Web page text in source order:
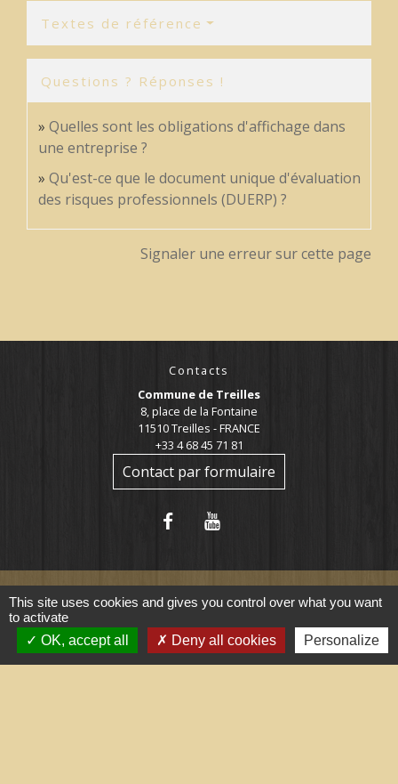
Textes de référence
Questions ? Réponses !
Quelles sont les obligations d'affichage dans
une entreprise ?
Qu'est-ce que le document unique d'évaluation
des risques professionnels (DUERP) ?
Signaler une erreur sur cette page
Contacts
Commune de Treilles
8, place de la Fontaine
11510 Treilles - FRANCE
+33 4 68 45 71 81
Contact par formulaire
Liens utiles
This site uses cookies and gives you control over what you want
to activate
OK, accept all
Deny all cookies Personalize